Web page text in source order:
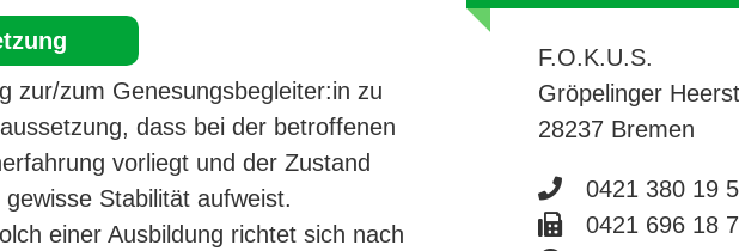
zur/zum Genesungsbegleiter:in zu
dass bei der betroffenen
vorliegt und der Zustand
Stabilität aufweist.
einer Ausbildung richtet sich nach
F.O.K.U.S.
Gröpelinger
28237 Bremen
0421 380 19
Faxnummer
0421 696 18